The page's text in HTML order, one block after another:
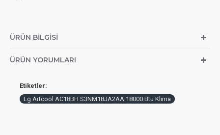
ÜRÜN BILGISI
ÜRÜN YORUMLARI
Etiketler:
Lg Artcool AC18BH S3NM18JA2AA 18000 Btu Klima